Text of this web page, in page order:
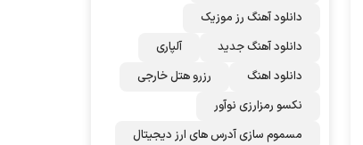
دانلود آهنگ رز‌ موزیک
دانلود آهنگ جدید
آلپاری
دانلود اهنگ
رزرو هتل خارجی
نکسو رمزارزی نوآور
مسموم سازی آدرس های ارز دیجیتال